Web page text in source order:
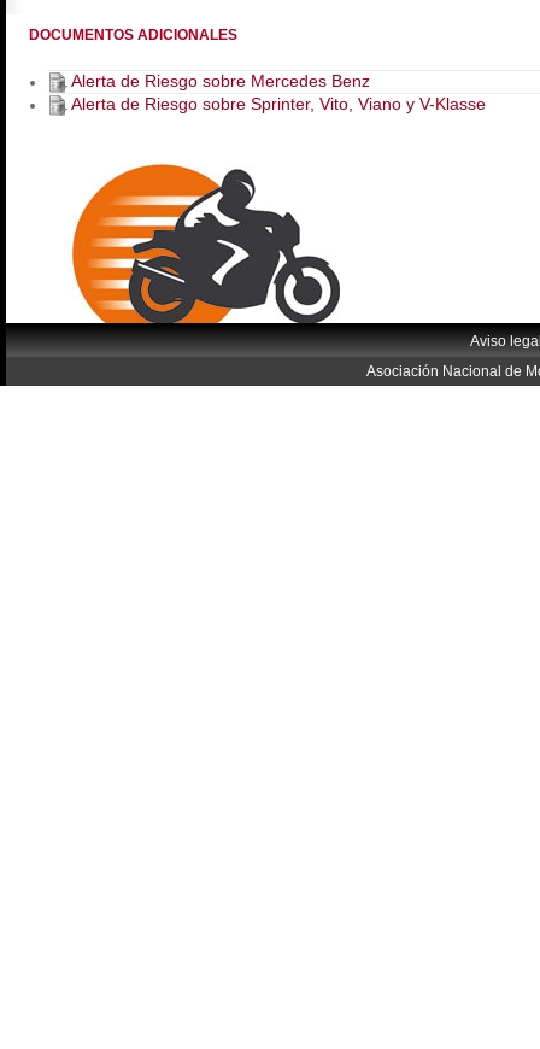
DOCUMENTOS ADICIONALES
Alerta de Riesgo sobre Mercedes Benz
Alerta de Riesgo sobre Sprinter, Vito, Viano y V-Klasse
Aviso
Asociación Nacional de